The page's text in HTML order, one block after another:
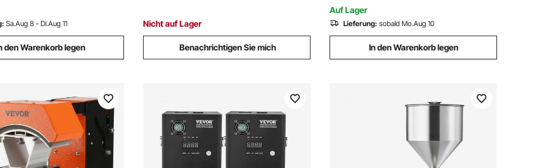
Sa.Aug 8 - Di.Aug 11
den Warenkorb legen
Nicht auf Lager
Benachrichtigen Sie mich
ergonomischer Griff, DIY Badge Press
Machine grün
Auf Lager
Lieferung: sobald Mo.Aug 10
In den Warenkorb legen